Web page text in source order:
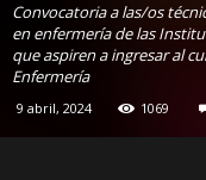
Convocatoria a las/os
en enfermería de las
que aspiren a ingresar al
Enfermería
9 abril, 2024 1069